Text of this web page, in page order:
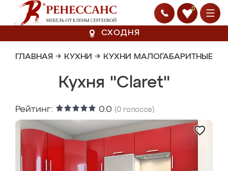
0
СХОДНЯ
ГЛАВНАЯ → КУХНИ → КУХНИ МАЛОГАБАРИТНЫЕ
Кухня "Claret"
Рейтинг: 0.0 (0 голосов)